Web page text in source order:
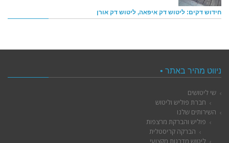
חידוש דקים: ליטוש דק איפאה, ליטוש דק אורן
ניווט מהיר באתר •
שי ליטושים
חברת פוליש וליטוש
השירותים שלנו
פוליש והברקת מרצפות
הברקה קריסטלית
ליטוש מדרגות מקצועי